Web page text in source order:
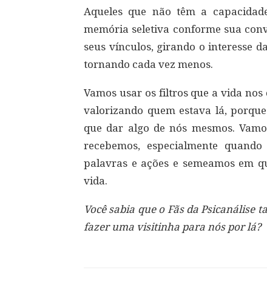
Aqueles que não têm a
memória seletiva conforme sua
seus vínculos, girando o interesse
tornando cada vez menos.
Vamos usar os filtros que a vida
valorizando quem estava lá,
que dar algo de nós mesmos.
recebemos, especialmente
palavras e ações e semeamos em
vida.
Você sabia que o Fãs da Psicanálise
fazer uma visitinha para nós por lá?